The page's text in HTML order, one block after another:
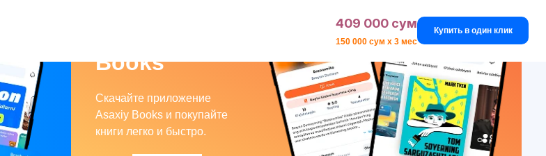
409 000 сум
150 000 сум x 3 мес
Купить в один клик
Books
Скачайте приложение
Asaxiy Books и покупайте
книги легко и быстро.